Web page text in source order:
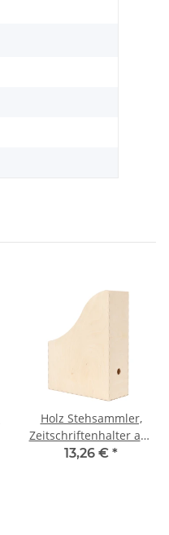
Holz Stehsammler,
Zeitschriftenhalter aus
Holz 9,5 x 24,5 x 31 cm
13,26 € *